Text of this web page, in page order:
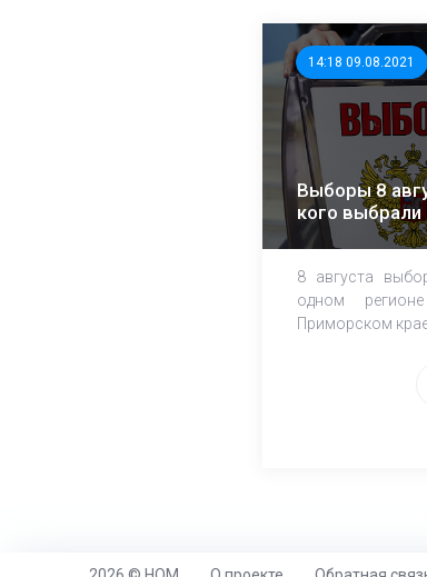
14:18 09.08.2021
Выборы 8
кого выбрали
8 августа
одном
Приморском